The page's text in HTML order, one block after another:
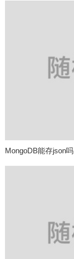
MongoDB能存json吗